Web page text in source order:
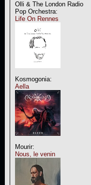
Olli & The London Radio
Pop Orchestra:
Life On Rennes
Kosmogonia:
Aella
Mourir:
Nous, le venin